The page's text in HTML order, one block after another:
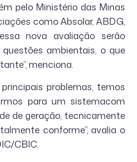
pelo Ministério das Minas
como Absolar, ABDG,
nova avaliação serão
ambientais, o que
menciona.
problemas, temos
para um sistemacom
de geração, tecnicamente
conforme”, avalia o
CBIC.